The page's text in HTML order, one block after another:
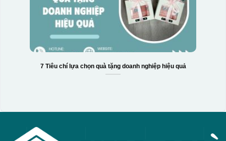
7 Tiêu chí lựa chọn quà tặng doanh nghiệp hiệu quả